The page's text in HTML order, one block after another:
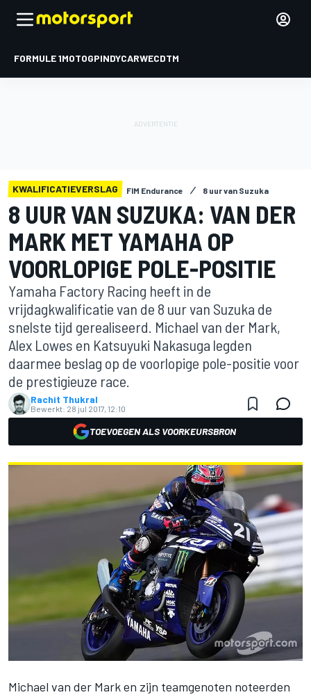
FORMULE 1MOTOGPINDYCARWECDTM
KWALIFICATIEVERSLAG FIM Endurance 8 uur van Suzuka
8 UUR VAN SUZUKA: VAN DER
MARK MET YAMAHA OP
VOORLOPIGE POLE-POSITIE
Yamaha Factory Racing heeft in de
vrijdagkwalificatie van de 8 uur van Suzuka de
snelste tijd gerealiseerd. Michael van der Mark,
Alex Lowes en Katsuyuki Nakasuga legden
daarmee beslag op de voorlopige pole-positie voor
de prestigieuze race.
Rachit Thukral
Bewerkt: 28 jul 2017, 12:10
TOEVOEGEN ALS VOORKEURSBRON
Michael van der Mark en zijn teamgenoten noteerden